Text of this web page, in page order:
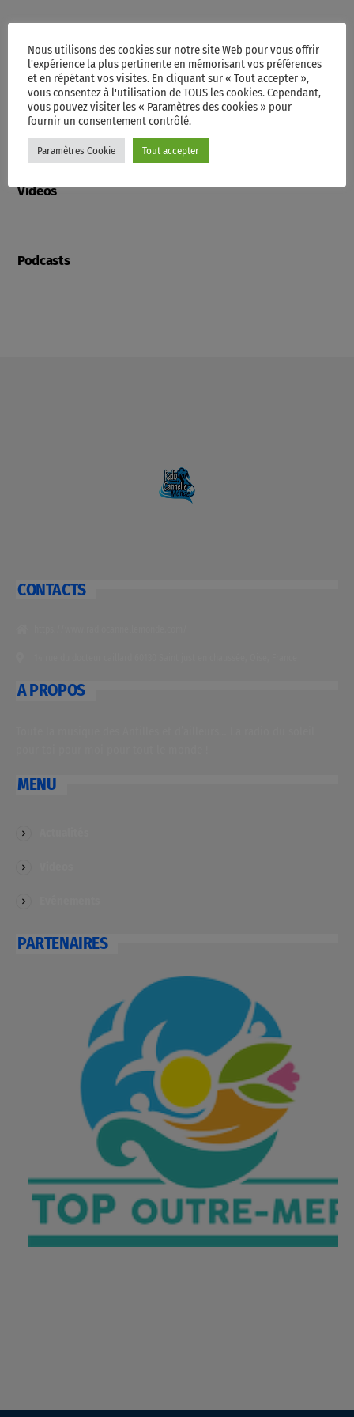
Programme
Contacts
Videos
Podcasts
CONTACTS
A PROPOS
MENU
PARTENAIRES
Nous utilisons des cookies sur notre site Web pour vous offrir
l'expérience la plus pertinente en mémorisant vos préférences
et en répétant vos visites. En cliquant sur « Tout accepter »,
vous consentez à l'utilisation de TOUS les cookies. Cependant,
vous pouvez visiter les « Paramètres des cookies » pour
fournir un consentement contrôlé.
Paramètres Cookie Tout accepter